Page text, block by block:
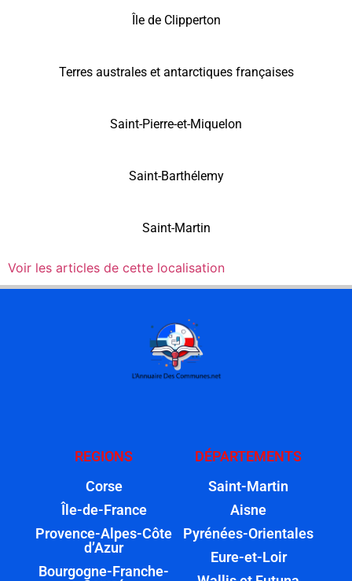
Île de Clipperton
Terres australes et antarctiques françaises
Saint-Pierre-et-Miquelon
Saint-Barthélemy
Saint-Martin
Voir les articles de cette localisation
REGIONS
Corse
Île-de-France
Provence-Alpes-Côte
d’Azur
Bourgogne-Franche-
DÉPARTEMENTS
Saint-Martin
Aisne
Pyrénées-Orientales
Eure-et-Loir